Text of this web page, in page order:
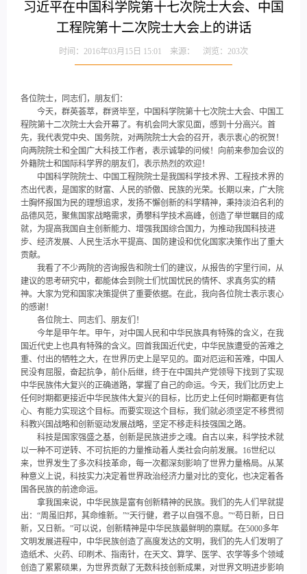
习近平在中国科学院第十七次院士大会、中国
工程院第十二次院士大会上的讲话
时间：2016年03月15日 15:01 来源： 浏览： 203次
各位院士，同志们，朋友们：
今天，群英荟萃，群贤毕至，中国科学院第十七次院士大会、中国工
程院第十二次院士大会开幕了。有机会同大家见面，感到十分高兴。首
先，我代表党中央、国务院，对两院院士大会的召开，表示衷心的祝贺！
向两院院士和全国广大科技工作者，表示诚挚的问候！向前来参加会议的
外籍院士和国际科学界的朋友们，表示热烈的欢迎！
中国科学院院士、中国工程院院士是我国科学技术界、工程技术界的
杰出代表，是国家的财富、人民的骄傲、民族的光荣。长期以来，广大院
士胸怀报国为民的理想追求，发扬不懈创新的科学精神，秉持淡泊名利的
品德风范，聚焦国家战略需求，勇攀科学技术高峰，创造了举世瞩目的成
就，为提高我国自主创新能力、增强我国综合国力，为推动我国科技进
步、经济发展、人民生活水平提高、国防建设和优化国家决策作出了重大
贡献。
我看了不少两院的咨询报告和院士们的建议，从报告的字里行间，从
建议的思考研究中，都能体会到院士们忧国忧民的情怀、求真务实的精
神。大家为党和国家决策提供了重要依据。在此，我向各位院士表示衷心
的感谢！
各位院士、同志们、朋友们！
今年是甲午年。甲午，对中国人民和中华民族具有特殊的含义，在我
国近代史上也具有特殊的含义。回首我国近代史，中华民族遭受的苦难之
重、付出的牺牲之大，在世界历史上是罕见的。面对厄运和苦难，中国人
民没有屈服，奋起抗争，前仆后继，终于在中国共产党领导下找到了实现
中华民族伟大复兴的正确道路，掌握了自己的命运。今天，我们比历史上
任何时期都更接近中华民族伟大复兴的目标，比历史上任何时期都更有信
心、有能力实现这个目标。而要实现这个目标，我们就必须坚定不移贯彻
科教兴国战略和创新驱动发展战略，坚定不移走科技强国之路。
科技是国家强盛之基，创新是民族进步之魂。自古以来，科学技术就
以一种不可逆转、不可抗拒的力量推动着人类社会向前发展。16世纪以
来，世界发生了多次科技革命，每一次都深刻影响了世界力量格局。从某
种意义上说，科技实力决定着世界政治经济力量对比的变化，也决定着各
国各民族的前途命运。
拿我国来说，中华民族是富有创新精神的民族。我们的先人们早就提
出：“周虽旧邦，其命维新。”“天行健，君子以自强不息。”“苟日新，日日
新，又日新。”可以说，创新精神是中华民族最鲜明的禀赋。在5000多年
文明发展进程中，中华民族创造了高度发达的文明，我们的先人们发明了
造纸术、火药、印刷术、指南针，在天文、算学、医学、农学等多个领域
创造了累累硕果，为世界贡献了无数科技创新成果，对世界文明进步影响